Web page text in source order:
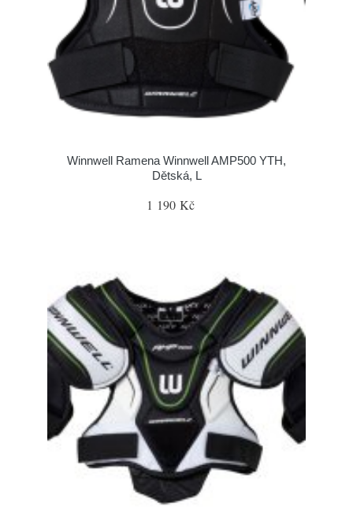
Winnwell Ramena Winnwell AMP500 YTH,
Dětská, L
1 190 Kč